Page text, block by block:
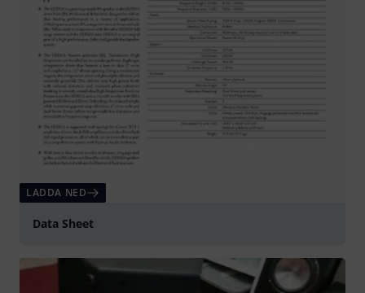
LADDA NED
Data Sheet